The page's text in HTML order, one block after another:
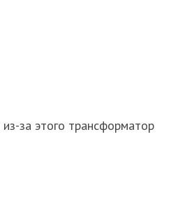
за этого трансформатор